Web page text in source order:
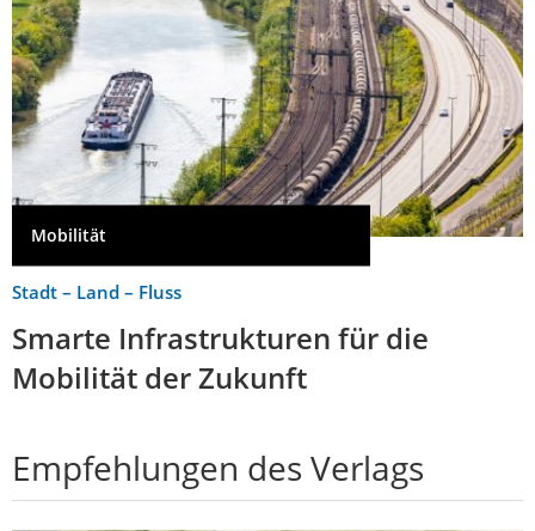
Mobilität
Stadt – Land – Fluss
Smarte Infrastrukturen für die
Mobilität der Zukunft
Empfehlungen des Verlags